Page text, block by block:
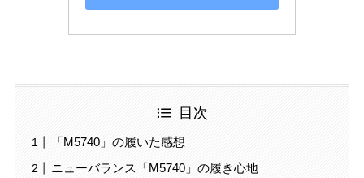
目次
「M5740」の履いた感想
ニューバランス「M5740」の履き心地